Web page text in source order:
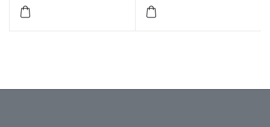
үдерісін басқаруды
ұйымдастыру
қолдану жолдары:
(дидактикалық